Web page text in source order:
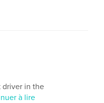
driver in the
à lire